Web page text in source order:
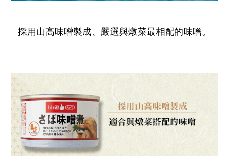
採用山高味噌製成、嚴選與燉菜最相配的味噌。